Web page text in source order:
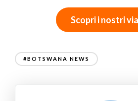
Scopri i nostri
#BOTSWANA NEWS